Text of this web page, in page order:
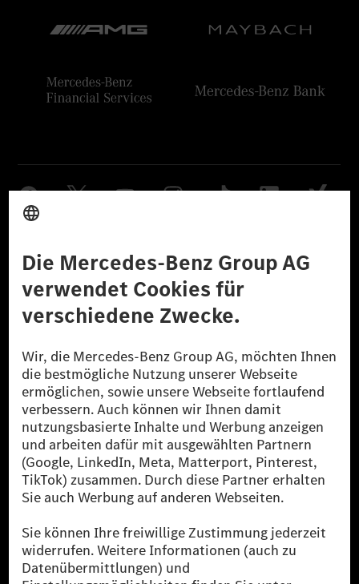
Datenschutz Lizenzhinweise Dritter Barrierefreiheit
© 2026 Mercedes-Benz Group AG. Alle Rechte vorbehalten.
[1] Bilanziell CO₂-neutral bedeutet, dass nicht vermiedene oder nicht
reduzierte CO₂-Emissionen bei der Mercedes-Benz Group durch
zertifizierte Ausgleichsprojekte kompensiert werden.
[2] Renewable Charging ist ein integraler Bestandteil von MB.CHARGE
Public in Europa, den USA, Kanada und China. Sofern an der jeweiligen
Ladestation noch kein Strom aus erneuerbaren Energien vorliegt,
verwendet Renewable Charging Grünstromzertifikate*. Diese stellen
sicher, dass für Ladevorgänge über MB.CHARGE Public eine äquivalente
Strommenge aus erneuerbaren Energien ins Stromnetz eingespeist wird.
als sechs Jahre sind.
* Inkl. EKOenergy Ökolabel
* Die angegebenen Werte wurden nach dem vorgeschriebenen
Messverfahren WLTP (Worldwide harmonised Light vehicles Test